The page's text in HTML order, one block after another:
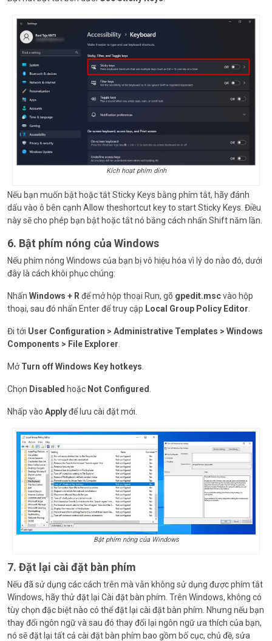
Kích hoạt phím dính
Nếu bạn muốn bật hoặc tắt Sticky Keys bằng phím tắt, hãy đánh
dấu vào ô bên cạnh Allow theshortcut key to start Sticky Keys. Điều
này sẽ cho phép bạn bật hoặc tắt nó bằng cách nhấn Shift năm lần.
6. Bật phím nóng của Windows
Nếu phím nóng Windows của bạn bị vô hiệu hóa vì lý do nào đó, dưới
đây là cách khôi phục chúng:
Nhấn Windows + Rđể mở hộp thoại Run, gõ gpedit.mscvào hộp
thoại, sau đó nhấn Enter để truy cập Local Group Policy Editor.
Đi tới User Configuration > Administrative Templates > Windows
Components > File Explorer.
MởTurn off Windows Key hotkeys.
Chọn Disabled hoặc Not Configured.
Nhấp vào Applyđể lưu cài đặt mới.
Bật phím nóng của Windows
7. Đặt lại cài đặt bàn phím
Nếu đã sử dụng các cách trên mà vẫn không sử dụng được phím tắt
Windows, hãy thử đặt lại Cài đặt bàn phím. Trên Windows, không có
tùy chọn đặc biệt nào có thể đặt lại cài đặt bàn phím. Nhưng nếu bạn
thay đổi ngôn ngữ và sau đó thay đổi lại ngôn ngữ ưa thích của bạn,
nó sẽ đặt lại tất cả cài đặt bàn phím bao gồm bố cục, chủ đề, sửa